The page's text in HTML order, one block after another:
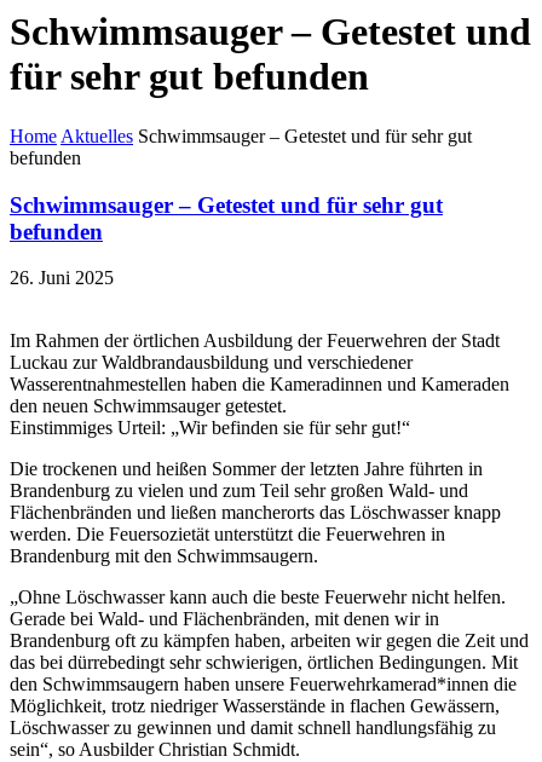
Schwimmsauger – Getestet und
für sehr gut befunden
Home Aktuelles Schwimmsauger – Getestet und für sehr gut
befunden
Schwimmsauger – Getestet und für sehr gut
befunden
26. Juni 2025
Im Rahmen der örtlichen Ausbildung der Feuerwehren der Stadt
Luckau zur Waldbrandausbildung und verschiedener
Wasserentnahmestellen haben die Kameradinnen und Kameraden
den neuen Schwimmsauger getestet.
Einstimmiges Urteil: „Wir befinden sie für sehr gut!“
Die trockenen und heißen Sommer der letzten Jahre führten in
Brandenburg zu vielen und zum Teil sehr großen Wald- und
Flächenbränden und ließen mancherorts das Löschwasser knapp
werden. Die Feuersozietät unterstützt die Feuerwehren in
Brandenburg mit den Schwimmsaugern.
„Ohne Löschwasser kann auch die beste Feuerwehr nicht helfen.
Gerade bei Wald- und Flächenbränden, mit denen wir in
Brandenburg oft zu kämpfen haben, arbeiten wir gegen die Zeit und
das bei dürrebedingt sehr schwierigen, örtlichen Bedingungen. Mit
den Schwimmsaugern haben unsere Feuerwehrkamerad*innen die
Möglichkeit, trotz niedriger Wasserstände in flachen Gewässern,
Löschwasser zu gewinnen und damit schnell handlungsfähig zu
sein“, so Ausbilder Christian Schmidt.